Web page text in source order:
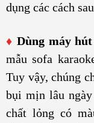
dụng các cách
♦ Dùng máy
mẫu sofa
Tuy vậy, chúng
bụi mịn lâu
chất lỏng có